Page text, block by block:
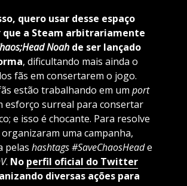
quero usar desse espaço
a Steam arbitrariamente
Noahde ser lançado
, dificultando mais ainda o
fãs em consertarem o jogo.
estão trabalhando em um port
esforço surreal para consertar
e isso é chocante. Para resolve
uma campanha,
pelas hashtags #SaveChaosHeade
. No perfil oficial do Twitter
diversas ações para